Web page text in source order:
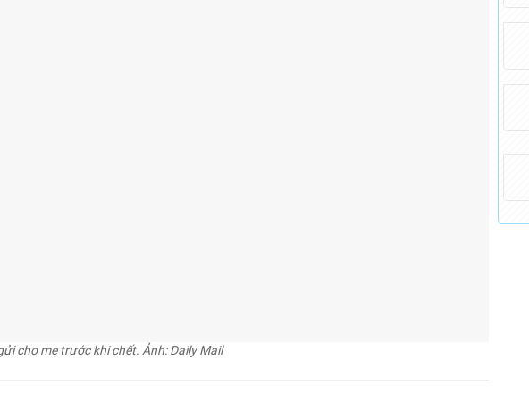
khi mưu sinh tại quê hương xứ sở?